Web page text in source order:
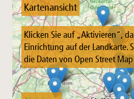
Kartenansicht
Klicken Sie auf „Aktivieren“,
Einrichtung auf der Landkarte.
die Daten von Open Street